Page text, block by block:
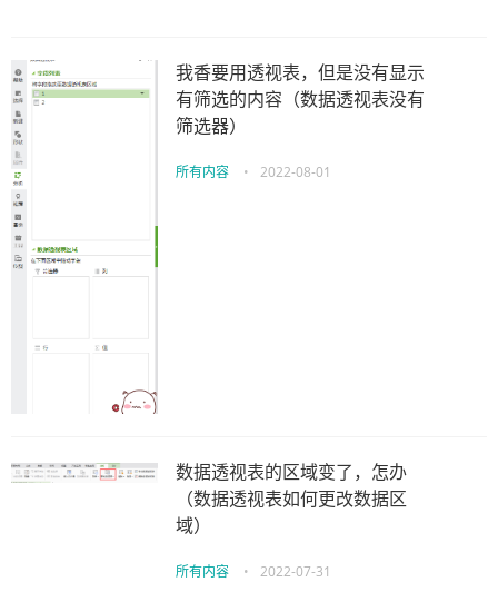
我香要用透视表，但是没有显示
有筛选的内容（数据透视表没有
筛选器）
所有内容 • 2022-08-01
数据透视表的区域变了，怎办
（数据透视表如何更改数据区
域）
所有内容 • 2022-07-31